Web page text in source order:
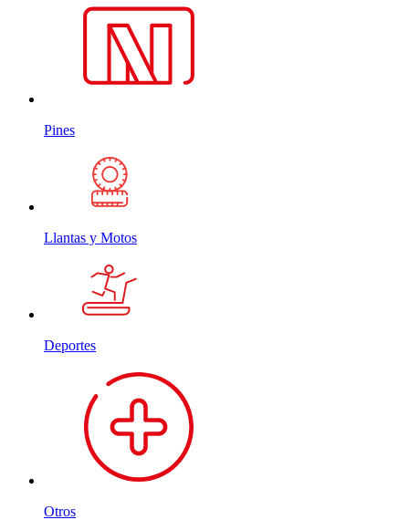
Pines
Llantas y Motos
Deportes
Otros